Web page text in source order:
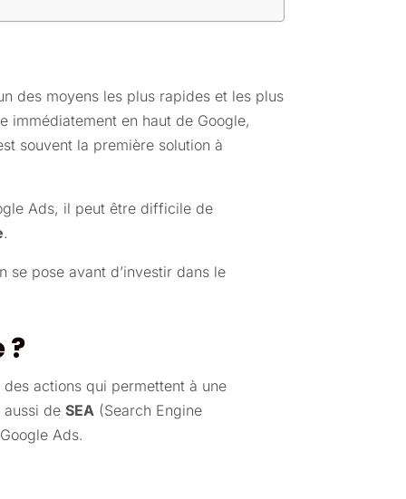
des moyens les plus rapides et les plus
immédiatement en haut de Google,
souvent la première solution à
Ads, il peut être difficile de
.
se pose avant d’investir dans le
?
des actions qui permettent à une
aussi deSEA (Search Engine
Ads.